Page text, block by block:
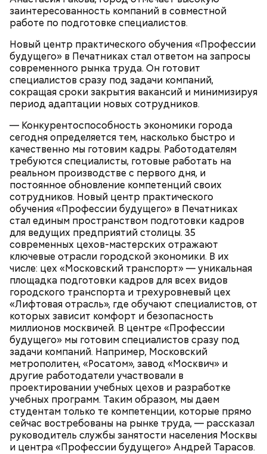
заинтересованность компаний в совместной
работе по подготовке специалистов.
Новый центр практического обучения «Профессии
будущего» в Печатниках стал ответом на запросы
современного рынка труда. Он готовит
специалистов сразу под задачи компаний,
сокращая сроки закрытия вакансий и минимизируя
период адаптации новых сотрудников.
— Конкурентоспособность экономики города
сегодня определяется тем, насколько быстро и
качественно мы готовим кадры. Работодателям
требуются специалисты, готовые работать на
реальном производстве с первого дня, и
постоянное обновление компетенций своих
сотрудников. Новый центр практического
обучения «Профессии будущего» в Печатниках
стал единым пространством подготовки кадров
для ведущих предприятий столицы. 35
современных цехов-мастерских отражают
ключевые отрасли городской экономики. В их
числе: цех «Московский транспорт» — уникальная
площадка подготовки кадров для всех видов
городского транспорта и трехуровневый цех
«Лифтовая отрасль», где обучают специалистов, от
которых зависит комфорт и безопасность
миллионов москвичей. В центре «Профессии
будущего» мы готовим специалистов сразу под
задачи компаний. Например, Московский
метрополитен, «Росатом», завод «Москвич» и
другие работодатели участвовали в
проектировании учебных цехов и разработке
учебных программ. Таким образом, мы даем
студентам только те компетенции, которые прямо
сейчас востребованы на рынке труда, — рассказал
руководитель службы занятости населения Москвы
и центра «Профессии будущего» Андрей Тарасов.